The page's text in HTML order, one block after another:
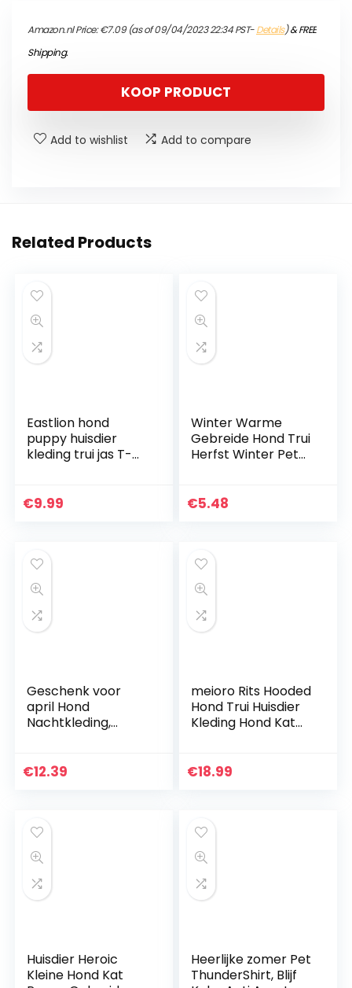
Amazon.nl Price:€7.09(as of 09/04/2023 22:34 PST-Details)&FREE
Shipping.
KOOP PRODUCT
Add to wishlist Add to compare
Related Products
Eastlion hond
puppy huisdier
kleding trui jas T-
€9.99
Winter Warme
Gebreide Hond Trui
Herfst Winter Pet
Comfortabele
€5.48
Geschenk voor
april Hond
Nachtkleding,
Zacht voor Hond
€12.39
meioro Rits Hooded
Hond Trui Huisdier
Kleding Hond Kat
Warme Hooded
Grijs)
€18.99
Huisdier Heroic
Kleine Hond Kat
Heerlijke zomer Pet
ThunderShirt, Blijf